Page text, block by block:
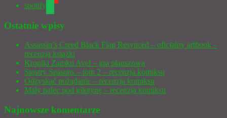
spotify
Ostatnie wpisy
Assassin’s Creed Black Flag Resynced – oficjalny artbook –
recenzja książki
Kroniki Zamku Avel – gra planszowa
Siostry Seasons – tom 2 – recenzja komiksu
Odzyskać pożądanie – recenzja komiksu
Mały palec pod gilotynę – recenzja komiksu
Najnowsze komentarze